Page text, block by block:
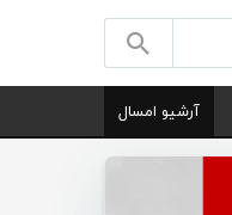
آرشیو امسال